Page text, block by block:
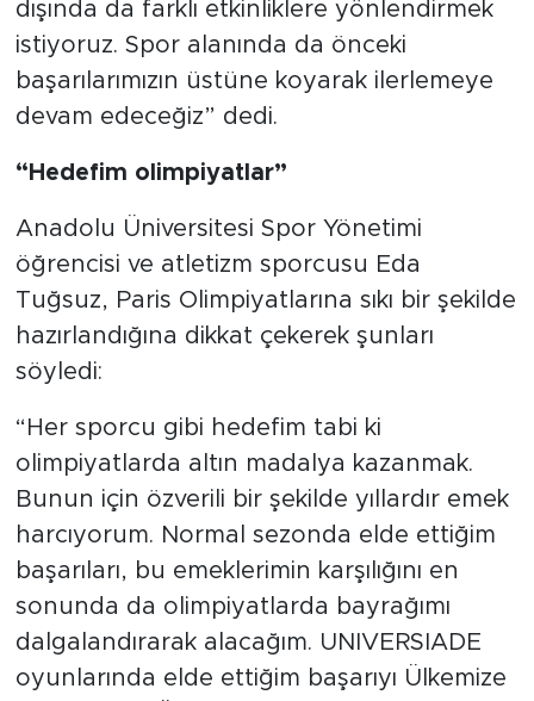
dışında da farklı etkinliklere yönlendirmek
istiyoruz. Spor alanında da önceki
başarılarımızın üstüne koyarak ilerlemeye
devam edeceğiz” dedi.
“Hedefim olimpiyatlar”
Anadolu Üniversitesi Spor Yönetimi
öğrencisi ve atletizm sporcusu Eda
Tuğsuz, Paris Olimpiyatlarına sıkı bir şekilde
hazırlandığına dikkat çekerek şunları
söyledi:
“Her sporcu gibi hedefim tabi ki
olimpiyatlarda altın madalya kazanmak.
Bunun için özverili bir şekilde yıllardır emek
harcıyorum. Normal sezonda elde ettiğim
başarıları, bu emeklerimin karşılığını en
sonunda da olimpiyatlarda bayrağımı
dalgalandırarak alacağım. UNIVERSIADE
oyunlarında elde ettiğim başarıyı Ülkemize